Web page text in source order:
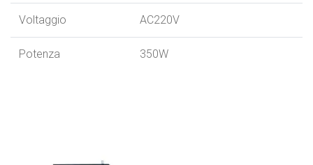
Voltaggio AC220V
Potenza 350W